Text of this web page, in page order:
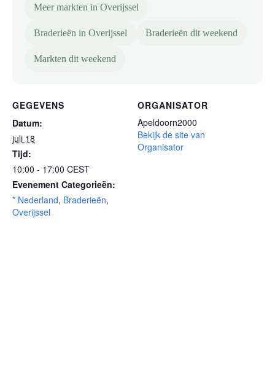
Meer markten in Overijssel
Braderieën in Overijssel Braderieën dit weekend
Markten dit weekend
GEGEVENS
Datum:
juli 18
Tijd:
10:00 - 17:00 CEST
Evenement Categorieën:
* Nederland, Braderieën,
Overijssel
ORGANISATOR
Apeldoorn2000
Bekijk de site van
Organisator